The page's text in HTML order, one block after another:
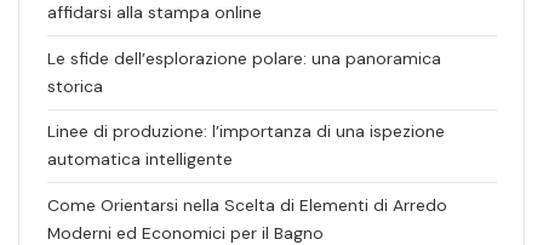
affidarsi alla stampa online
Le sfide dell’esplorazione polare: una panoramica
storica
Linee di produzione: l’importanza di una ispezione
automatica intelligente
Come Orientarsi nella Scelta di Elementi di Arredo
Moderni ed Economici per il Bagno